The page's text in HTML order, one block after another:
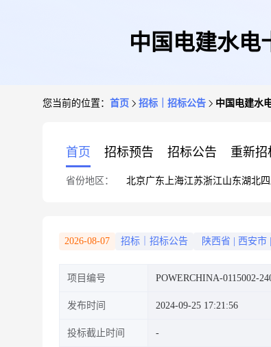
中国电建水电
您当前的位置： 首页 招标｜招标公告 中国电建水
首页 招标预告 招标公告 重新招
省份地区： 北京广东 上海江苏浙江山东湖北四
2026-08-07 招标｜招标公告 陕西省 西安市
项目编号 POWERCHINA-0115002-
发布时间 2024-09-25 17:21:56
投标截止时间